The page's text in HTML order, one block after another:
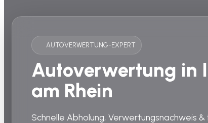
AUTOVERWERTUNG-EXPERT
Autoverwertung in
am Rhein
Schnelle Abholung, Verwertungsnachweis &